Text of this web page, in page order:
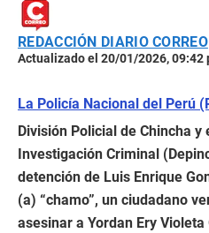
REDACCIÓN DIARIO CORREO
Actualizado el 20/01/2026, 09:42
La Policía Nacional del Perú
División Policial de Chincha
Investigación Criminal
detención de Luis Enrique
(a) “chamo”, un ciudadano
asesinar a Yordan Ery